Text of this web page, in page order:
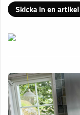
Skicka in en artikel